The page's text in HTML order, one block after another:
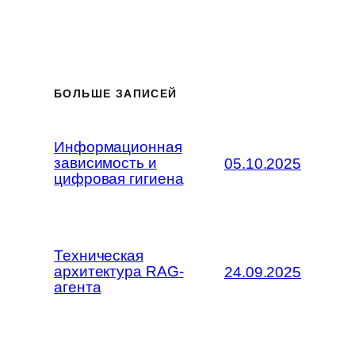
БОЛЬШЕ ЗАПИСЕЙ
Информационная
зависимость и
цифровая гигиена
05.10.2025
Техническая
архитектура RAG-
агента
24.09.2025